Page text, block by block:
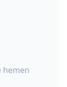
hemen